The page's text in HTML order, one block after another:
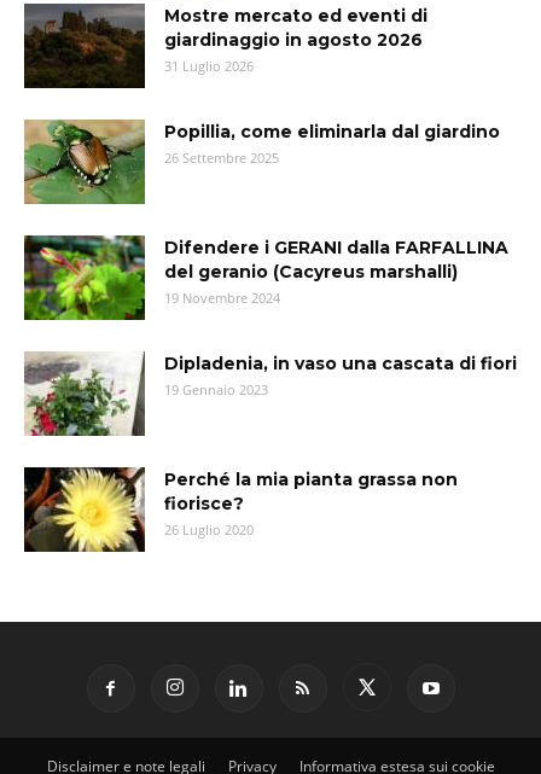
Mostre mercato ed eventi di
giardinaggio in agosto 2026
31 Luglio 2026
Popillia, come eliminarla dal giardino
26 Settembre 2025
Difendere i GERANI dalla FARFALLINA
del geranio (Cacyreus marshalli)
19 Novembre 2024
Dipladenia, in vaso una cascata di fiori
19 Gennaio 2023
Perché la mia pianta grassa non
fiorisce?
26 Luglio 2020
Disclaimer e note legali Privacy Informativa estesa sui cookie